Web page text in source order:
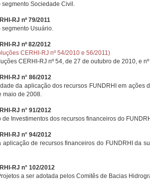
segmento Sociedade Civil.
RJ nº 79/2011
segmento Usuário.
RJ nº 82/2012
CERHI-RJ nº 54/2010 e 56/2011)
CERHI-RJ nº 54, de 27 de outubro de 2010, e
RJ n° 86/2012
da aplicação dos recursos FUNDRHI em
maio de 2008.
RJ n° 91/2012
de Investimentos dos recursos financeiros do
RJ n° 94/2012
aplicação de recursos financeiros do FUNDRHI da
RJ n° 102/2012
a ser adotada pelos Comitês de Bacias